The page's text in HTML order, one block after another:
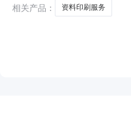
相关产品：
资料印刷服务